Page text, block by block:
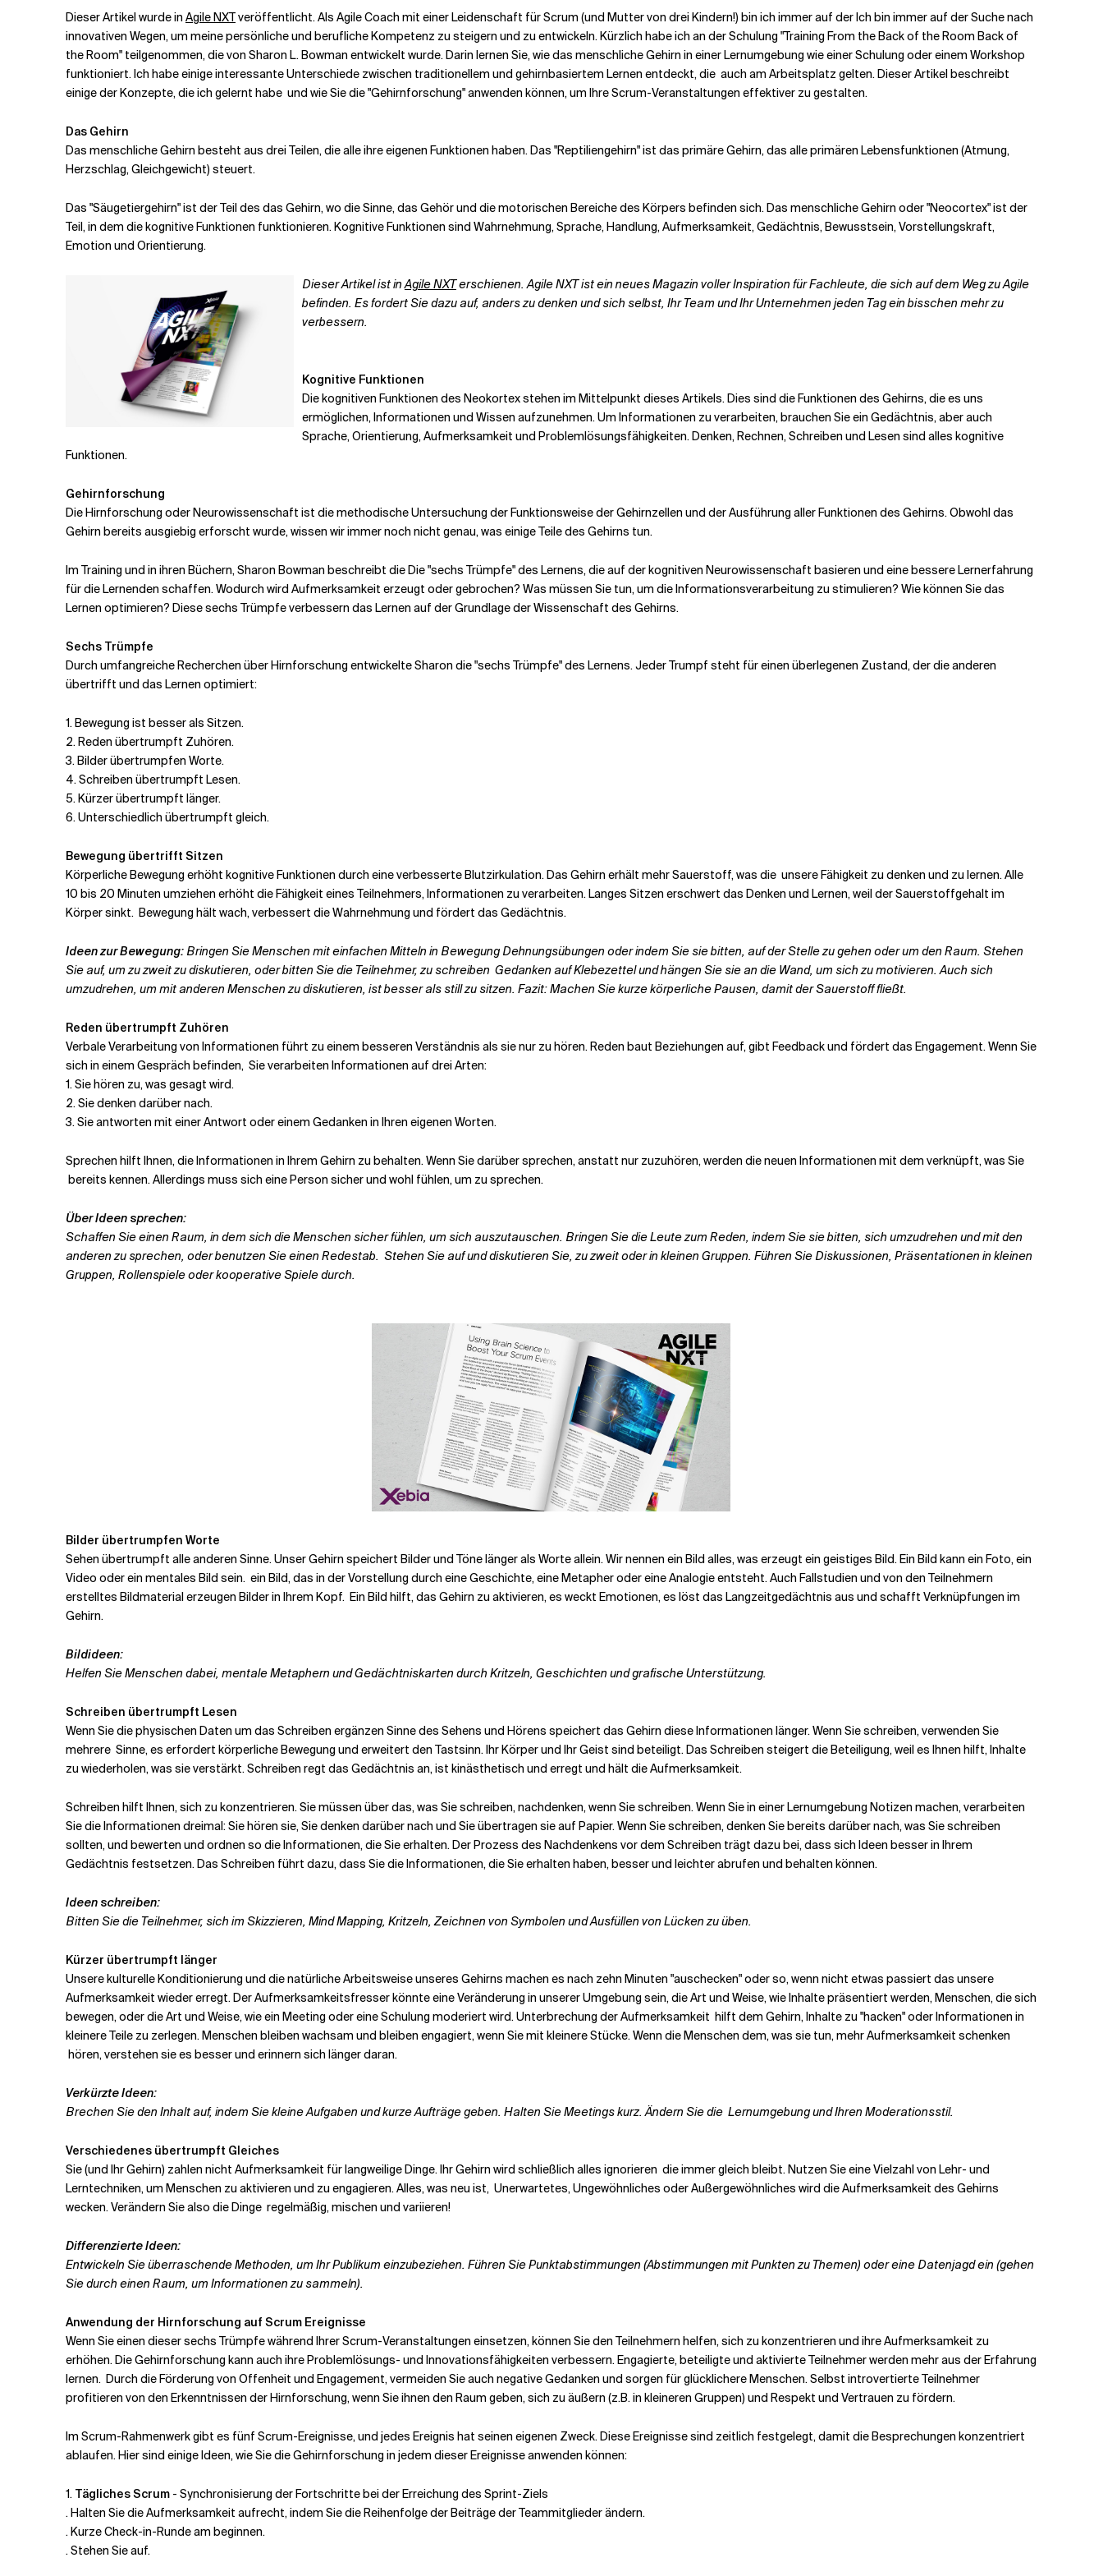
Verwandte Themen
Dieser Artikel wurde in Agile NXTveröffentlicht.Als Agile Coach mit einer Leidenschaft für Scrum (und Mutter von drei Kindern!) bin ich immer auf derIch bin immer auf der Suche nach
innovativen Wegen, um meine persönliche und berufliche Kompetenz zu steigern und zu entwickeln. Kürzlich habe ich an der Schulung "Training From the Back of the Room Back of
the Room" teilgenommen, die von Sharon L. Bowman entwickelt wurde. Darin lernen Sie, wie das menschliche Gehirn in einer Lernumgebung wie einer Schulung oder einem Workshop
funktioniert. Ich habe einige interessante Unterschiede zwischen traditionellem und gehirnbasiertem Lernen entdeckt, die auch am Arbeitsplatz gelten. Dieser Artikel beschreibt
einige der Konzepte, die ich gelernt habe und wie Sie die "Gehirnforschung" anwenden können, um Ihre Scrum-Veranstaltungen effektiver zu gestalten.
Das Gehirn
Das menschliche Gehirn besteht aus drei Teilen, die alle ihre eigenen Funktionen haben. Das "Reptiliengehirn" ist das primäre Gehirn, das alle primären Lebensfunktionen (Atmung,
Herzschlag, Gleichgewicht) steuert.
Das "Säugetiergehirn" ist der Teil des das Gehirn, wo die Sinne, das Gehörund die motorischen Bereiche des Körpers befinden sich.Das menschliche Gehirn oder "Neocortex"ist der
Teil, in dem die kognitiveFunktionen funktionieren. Kognitive Funktionen sind Wahrnehmung, Sprache, Handlung, Aufmerksamkeit, Gedächtnis, Bewusstsein, Vorstellungskraft,
Emotion und Orientierung.
Dieser Artikel ist inAgile NXTerschienen. Agile NXT ist ein neues Magazin voller Inspiration für Fachleute, die sich auf dem Weg zu Agile
befinden. Es fordert Sie dazu auf, anders zu denken und sich selbst, Ihr Team und Ihr Unternehmen jeden Tag ein bisschen mehr zu
verbessern.
Kognitive Funktionen
Die kognitiven Funktionen des Neokortex stehen im Mittelpunkt dieses Artikels. Dies sind die Funktionen des Gehirns, die es uns
ermöglichen, Informationen und Wissen aufzunehmen. Um Informationen zu verarbeiten, brauchen Sie ein Gedächtnis, aber auch
Sprache, Orientierung, Aufmerksamkeit und Problemlösungsfähigkeiten. Denken, Rechnen, Schreiben und Lesen sind alles kognitive
Funktionen.
Gehirnforschung
Die Hirnforschung oder Neurowissenschaft ist die methodische Untersuchung der Funktionsweise der Gehirnzellen und der Ausführung aller Funktionen des Gehirns. Obwohl das
Gehirn bereits ausgiebig erforscht wurde, wissen wir immer noch nicht genau, was einige Teile des Gehirns tun.
Im Training und in ihren Büchern,Sharon Bowman beschreibt dieDie "sechs Trümpfe" des Lernens, die auf der kognitiven Neurowissenschaft basieren und eine bessere Lernerfahrung
für die Lernenden schaffen. Wodurch wird Aufmerksamkeit erzeugt oder gebrochen? Was müssen Sie tun, um die Informationsverarbeitung zu stimulieren? Wie können Sie das
Lernen optimieren? Diese sechs Trümpfe verbessern das Lernen auf der Grundlage der Wissenschaft des Gehirns.
Sechs Trümpfe
Durch umfangreiche Recherchen überHirnforschung entwickelte Sharon die "sechs Trümpfe" des Lernens. Jeder Trumpf steht für einen überlegenen Zustand, der die anderen
übertrifft und das Lernen optimiert:
1. Bewegung ist besser als Sitzen.
2.Reden übertrumpft Zuhören.
3.Bilder übertrumpfen Worte.
4.Schreiben übertrumpft Lesen.
5.Kürzer übertrumpft länger.
6.Unterschiedlich übertrumpft gleich.
Bewegung übertrifft Sitzen
Körperliche Bewegung erhöht kognitive Funktionen durch eine verbesserte Blutzirkulation. Das Gehirn erhält mehr Sauerstoff, was die unsere Fähigkeit zu denken und zu lernen.Alle
10 bis 20 Minuten umziehen erhöht die Fähigkeit eines Teilnehmers, Informationen zu verarbeiten. Langes Sitzen erschwert das Denken und Lernen, weil der Sauerstoffgehalt im
Körper sinkt. Bewegung hält wach, verbessert die Wahrnehmung und fördert das Gedächtnis.
Ideen zur Bewegung: Bringen Sie Menschen mit einfachen Mitteln in Bewegung Dehnungsübungen oder indem Sie sie bitten, auf der Stelle zu gehen oder um den Raum. Stehen
Sie auf, um zu zweit zu diskutieren, oder bitten Sie die Teilnehmer, zu schreiben Gedanken auf Klebezettel und hängen Sie sie an die Wand, um sich zu motivieren.Auch sich
umzudrehen, um mit anderen Menschen zu diskutieren, ist besser als still zu sitzen. Fazit: Machen Sie kurze körperliche Pausen, damit der Sauerstoff fließt.
Reden übertrumpft Zuhören
Verbale Verarbeitung von Informationen führt zu einem besseren Verständnis als sie nur zu hören.Reden baut Beziehungen auf, gibt Feedback und fördert das Engagement. Wenn Sie
sich in einem Gespräch befinden, Sie verarbeiten Informationen auf drei Arten:
1.Sie hören zu, was gesagt wird.
2.Sie denken darüber nach.
3.Sie antworten mit einer Antwort oder einem Gedanken in Ihren eigenen Worten.
Sprechen hilft Ihnen, die Informationen in Ihrem Gehirn zu behalten. Wenn Sie darüber sprechen, anstatt nur zuzuhören, werden die neuen Informationen mit dem verknüpft, was Sie
bereits kennen. Allerdings muss sich eine Person sicher und wohl fühlen, um zu sprechen.
Über Ideen sprechen:
Schaffen Sie einen Raum, in dem sich die Menschen sicher fühlen, um sich auszutauschen. Bringen Sie die Leute zum Reden, indem Sie sie bitten, sich umzudrehen und mit den
anderen zu sprechen, oder benutzen Sie einen Redestab. Stehen Sie auf und diskutieren Sie, zu zweit oder in kleinen Gruppen. Führen Sie Diskussionen, Präsentationen in kleinen
Gruppen, Rollenspiele oder kooperative Spiele durch.
Bilder übertrumpfen Worte
Sehen übertrumpft alle anderen Sinne.Unser Gehirn speichert Bilder und Töne länger als Worte allein.Wir nennen ein Bild alles, was erzeugt ein geistiges Bild. Ein Bild kann ein Foto, ein
Video oder ein mentales Bild sein. ein Bild, das in der Vorstellung durch eine Geschichte, eine Metapher oder eine Analogie entsteht. Auch Fallstudien und von den Teilnehmern
erstelltes Bildmaterial erzeugen Bilder in Ihrem Kopf. Ein Bild hilft, das Gehirn zu aktivieren, es weckt Emotionen, es löst das Langzeitgedächtnis aus und schafft Verknüpfungen im
Gehirn.
Bildideen:
Helfen Sie Menschen dabei, mentaleMetaphern und Gedächtniskarten durch Kritzeln, Geschichten und grafische Unterstützung.
Schreiben übertrumpft Lesen
Wenn Sie die physischen Daten um das Schreiben ergänzen Sinne des Sehens und Hörens speichert das Gehirn diese Informationen länger. Wenn Sie schreiben, verwenden Sie
mehrere Sinne, es erfordert körperliche Bewegung und erweitert den Tastsinn. Ihr Körper und Ihr Geist sind beteiligt. Das Schreiben steigert die Beteiligung, weil es Ihnen hilft, Inhalte
zu wiederholen, was sie verstärkt. Schreiben regt das Gedächtnis an, ist kinästhetisch und erregt und hält die Aufmerksamkeit.
Schreiben hilft Ihnen, sich zu konzentrieren. Sie müssen über das, was Sie schreiben, nachdenken, wenn Sie schreiben. Wenn Sie in einer Lernumgebung Notizen machen, verarbeiten
Sie die Informationen dreimal: Sie hören sie, Sie denken darüber nach und Sie übertragen sie auf Papier. Wenn Sie schreiben, denken Sie bereits darüber nach, was Sie schreiben
sollten, und bewerten und ordnen so die Informationen, die Sie erhalten. Der Prozess des Nachdenkens vor dem Schreiben trägt dazu bei, dass sich Ideen besser in Ihrem
Gedächtnis festsetzen. Das Schreiben führt dazu, dass Sie die Informationen, die Sie erhalten haben, besser und leichter abrufen und behalten können.
Ideen schreiben:
Bitten Sie die Teilnehmer, sich im Skizzieren, Mind Mapping, Kritzeln, Zeichnen von Symbolen und Ausfüllen von Lücken zu üben.
Kürzer übertrumpft länger
Unsere kulturelle Konditionierung und die natürliche Arbeitsweise unseres Gehirns machen es nach zehn Minuten "auschecken"oder so, wenn nicht etwas passiert das unsere
Aufmerksamkeit wieder erregt.Der Aufmerksamkeitsfresser könnte eine Veränderung in unserer Umgebung sein, die Art und Weise, wie Inhalte präsentiert werden, Menschen, die sich
bewegen, oder die Art und Weise, wie ein Meeting oder eine Schulung moderiert wird. Unterbrechung der Aufmerksamkeit hilft dem Gehirn, Inhalte zu "hacken" oderInformationen in
kleinere Teile zu zerlegen.Menschen bleiben wachsam und bleiben engagiert, wenn Sie mit kleinere Stücke. Wenn die Menschen dem, was sie tun, mehr Aufmerksamkeit schenken
hören, verstehen sie es besser und erinnern sich länger daran.
Verkürzte Ideen:
Brechen Sie den Inhalt auf, indem Sie kleine Aufgaben und kurze Aufträge geben. Halten Sie Meetings kurz. Ändern Sie die Lernumgebung und Ihren Moderationsstil.
Verschiedenes übertrumpft Gleiches
Sie (und Ihr Gehirn) zahlen nicht Aufmerksamkeit für langweilige Dinge. Ihr Gehirn wird schließlich alles ignorieren die immer gleich bleibt.Nutzen Sie eine Vielzahl von Lehr- und
Lerntechniken, um Menschen zu aktivieren und zu engagieren. Alles, was neu ist, Unerwartetes, Ungewöhnliches oder Außergewöhnliches wird die Aufmerksamkeit des Gehirns
wecken. Verändern Sie also die Dinge regelmäßig, mischen und variieren!
Differenzierte Ideen:
Entwickeln Sie überraschende Methoden, um Ihr Publikum einzubeziehen. Führen Sie Punktabstimmungen (Abstimmungen mit Punkten zu Themen) oder eine Datenjagd ein (gehen
Sie durch einen Raum, um Informationen zu sammeln).
Anwendung der Hirnforschung auf Scrum Ereignisse
Wenn Sie einen dieser sechs Trümpfe während Ihrer Scrum-Veranstaltungen einsetzen, können Sie den Teilnehmern helfen, sich zu konzentrieren und ihre Aufmerksamkeit zu
erhöhen. Die Gehirnforschung kann auch ihre Problemlösungs- und Innovationsfähigkeiten verbessern. Engagierte, beteiligte und aktivierte Teilnehmer werden mehr aus der Erfahrung
lernen. Durch die Förderung von Offenheit und Engagement, vermeiden Sie auch negative Gedanken und sorgen für glücklichere Menschen. Selbst introvertierte Teilnehmer
profitieren von den Erkenntnissen der Hirnforschung, wenn Sie ihnen den Raum geben, sich zu äußern (z.B. in kleineren Gruppen) und Respekt und Vertrauen zu fördern.
Im Scrum-Rahmenwerk gibt es fünf Scrum-Ereignisse, und jedes Ereignis hat seinen eigenen Zweck. Diese Ereignisse sind zeitlich festgelegt, damit die Besprechungen konzentriert
ablaufen. Hier sind einige Ideen, wie Sie die Gehirnforschung in jedem dieser Ereignisse anwenden können:
1. Tägliches Scrum - Synchronisierung der Fortschritte bei der Erreichung des Sprint-Ziels
. Halten Sie die Aufmerksamkeit aufrecht, indem Sie die Reihenfolge der Beiträge der Teammitglieder ändern.
. Kurze Check-in-Runde am beginnen.
. Stehen Sie auf.